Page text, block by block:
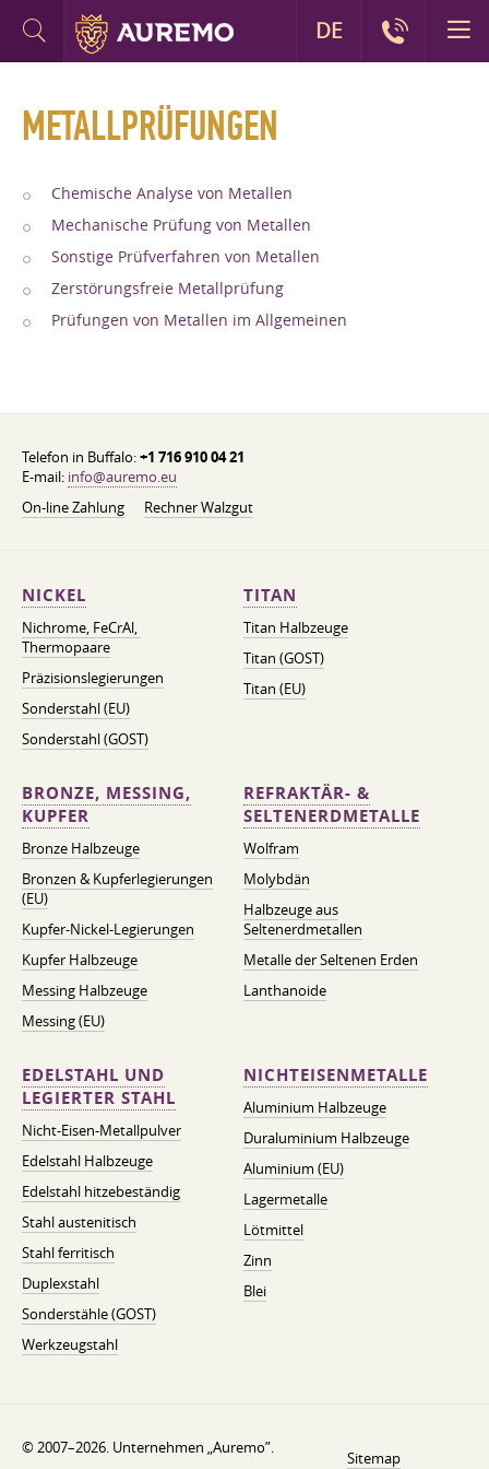
METALLPRÜFUNGEN
Chemische Analyse von Metallen
Mechanische Prüfung von Metallen
Sonstige Prüfverfahren von Metallen
Zerstörungsfreie Metallprüfung
Prüfungen von Metallen im Allgemeinen
Telefon in Buffalo:+1 716 910 04 21
E-mail: info@auremo.eu
On-line Zahlung
Rechner Walzgut
NICKEL
Nichrome, FeСrAl, ​​
Thermopaare
Präzisionslegierungen
Sonderstahl (EU)
Sonderstahl (GOST)
TITAN
Titan Halbzeuge
Titan (GOST)
Titan (EU)
BRONZE, MESSING,
KUPFER
Bronze Halbzeuge
Bronzen & Kupferlegierungen
(EU)
Kupfer-Nickel-Legierungen
Kupfer Halbzeuge
Messing Halbzeuge
Messing (EU)
REFRAKTÄR- &
SELTENERDMETALLE
Wolfram
Molybdän
Halbzeuge aus
Seltenerdmetallen
Metalle der Seltenen Erden
Lanthanoide
EDELSTAHL UND
LEGIERTER STAHL
Nicht-Eisen-Metallpulver
Edelstahl Halbzeuge
Edelstahl hitzebeständig
Stahl austenitisch
Stahl ferritisch
Duplexstahl
Sonderstähle (GOST)
Werkzeugstahl
NICHTEISENMETALLE
Aluminium Halbzeuge
Duraluminium Halbzeuge
Aluminium (EU)
Lagermetalle
Lötmittel
Zinn
Blei
© 2007–2026. Unternehmen „Auremo”.
Sitemap
DE